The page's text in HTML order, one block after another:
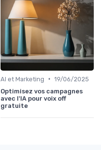
AI et Marketing • 19/06/2025
Optimisez vos campagnes
avec l'IA pour voix off
gratuite